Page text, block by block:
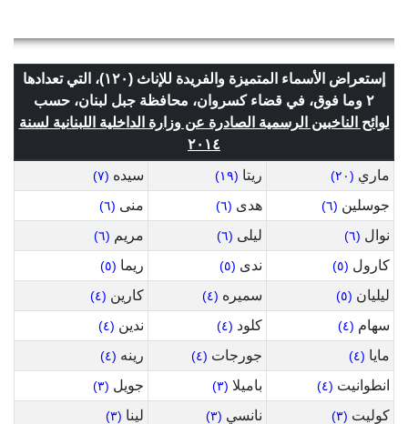
إستعراض الأسماء المتميزة والفريدة للإناث (١٢٠)، التي تعدادها
٢ وما فوق، في قضاء كسروان، محافظة جبل لبنان، حسب
لوائح الناخبين الرسمية الصادرة عن وزارة الداخلية اللبنانية لسنة
٢٠١٤
ماري (٢٠) ريتا (١٩) سيده (٧)
جوسلين (٦) هدى (٦) منى (٦)
نوال (٦) ليلى (٦) مريم (٦)
كارول (٥) ندى (٥) ريما (٥)
ليليان (٥) سميره (٤) كارين (٤)
سهام (٤) كلود (٤) ندين (٤)
مايا (٤) جورجات (٤) رينه (٤)
انطوانيت (٤) باميلا (٣) جويل (٣)
كوليت (٣) نانسي (٣) لينا (٣)